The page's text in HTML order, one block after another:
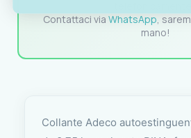
Contattaci via WhatsApp ,
mano!
Collante Adeco